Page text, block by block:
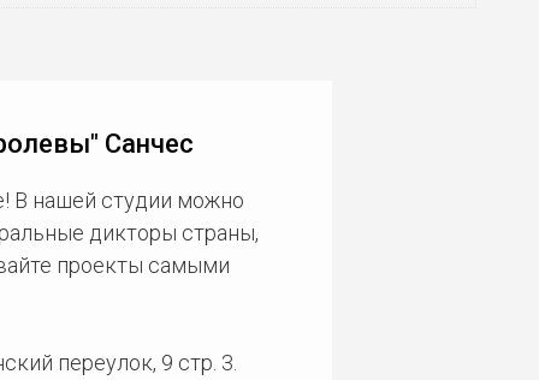
Санчес
В нашей студии можно
дикторы страны,
проекты самыми
переулок, 9 стр. 3.